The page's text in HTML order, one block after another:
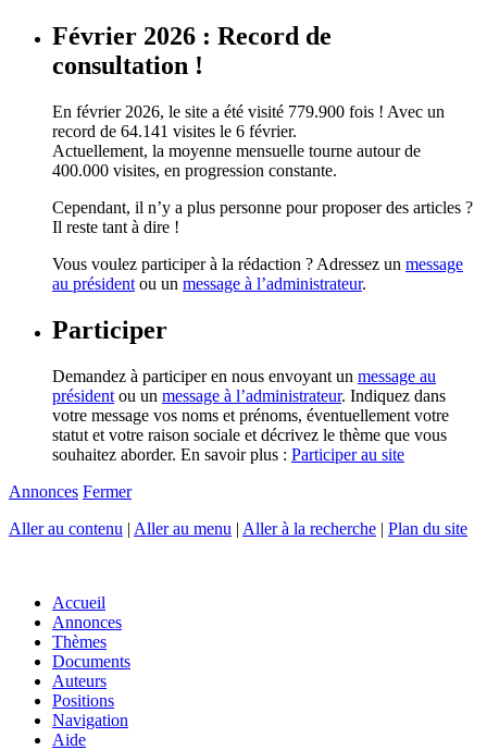
Février 2026 : Record de
consultation !
En février 2026, le site a été visité 779.900 fois ! Avec un
record de 64.141 visites le 6 février.
Actuellement, la moyenne mensuelle tourne autour de
400.000 visites, en progression constante.
Cependant, il n’y a plus personne pour proposer des articles ?
Il reste tant à dire !
Vous voulez participer à la rédaction ? Adressez un message
au président ou un message à l’administrateur.
Participer
Demandez à participer en nous envoyant un message au
président ou un message à l’administrateur. Indiquez dans
votre message vos noms et prénoms, éventuellement votre
statut et votre raison sociale et décrivez le thème que vous
souhaitez aborder. En savoir plus : Participer au site
Annonces Fermer
Aller au contenu | Aller au menu | Aller à la recherche | Plan du site
Accueil
Annonces
Thèmes
Documents
Auteurs
Positions
Navigation
Aide